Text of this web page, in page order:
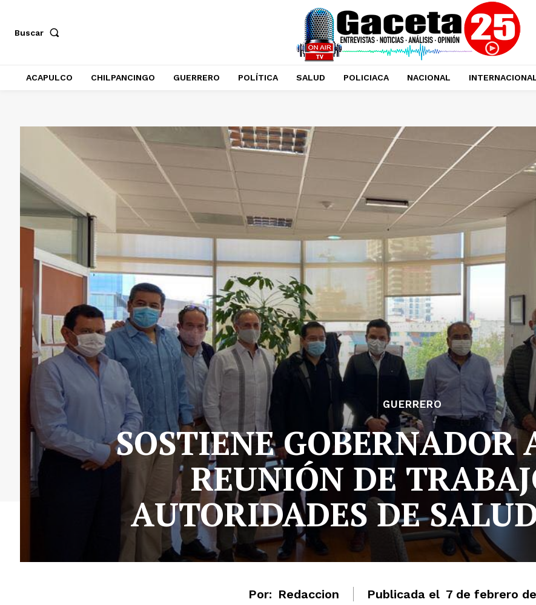
Buscar
ACAPULCO CHILPANCINGO GUERRERO POLÍTICA SALUD POLICIACA NACIONAL
GUERRERO
SOSTIENE GOBERNADOR
REUNIÓN DE
AUTORIDADES DE
Por: Redaccion Publicada el 7 de febrero